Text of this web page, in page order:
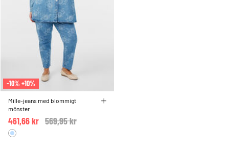
-10% +10%
Mille-jeans med blommigt
mönster
Price reduced from
569,95 kr
461,66 kr